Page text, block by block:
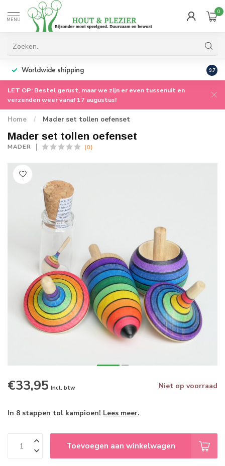
MENU
0
Worldwide shipping 9.7
LET OP: Bestel gerust, maar we zijn er even tussenuit en
verzenden weer vanaf 17 augustus!
Home / Mader set tollen oefenset
Mader set tollen oefenset
MADER (0)
€33,95 Incl. btw Niet op voorraad
In 8 stappen tol kampioen! Lees meer.
Toevoegen aan winkelwagen